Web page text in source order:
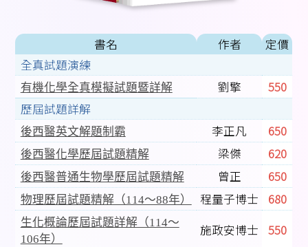
書名 作者
定價
全真試題演練
有機化學全真模擬試題暨詳解 劉擎
550
歷屆試題詳解
後西醫英文解題制霸 李正凡 650
後西醫化學歷屆試題精解 梁傑 620
後西醫普通生物學歷屆試題精解 曾正 650
物理歷屆試題精解（114～88年） 程量子博士 680
生化概論歷屆試題詳解（114～
106年）
施政安博士 550